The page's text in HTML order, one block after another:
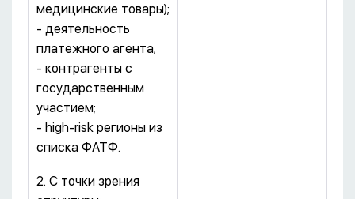
медицинские товары);
- деятельность
платежного агента;
- контрагенты с
государственным
участием;
- high-risk регионы из
списка ФАТФ.
2. С точки зрения